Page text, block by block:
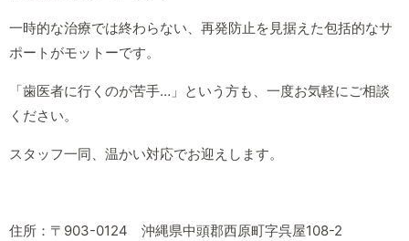
一時的な治療では終わらない、再発防止を見据えた包括的なサ
ポートがモットーです。
「歯医者に行くのが苦手…」という方も、一度お気軽にご相談
ください。
スタッフ一同、温かい対応でお迎えします。
住所：〒903-0124 沖縄県中頭郡西原町字呉屋108-2